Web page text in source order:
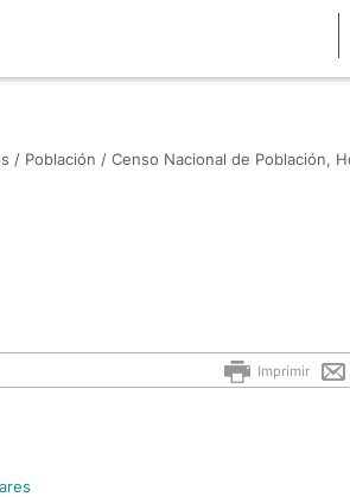
/ Población / Censo Nacional de Población,
Imprimir